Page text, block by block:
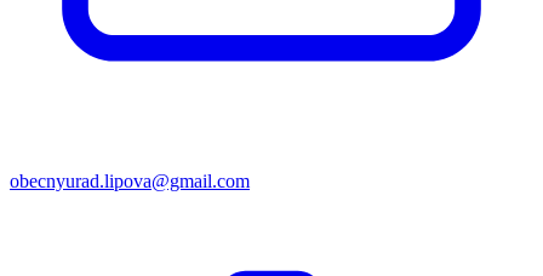
obecnyurad.lipova@gmail.com